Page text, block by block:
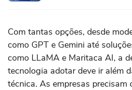
Com tantas opções, desde
como GPT e Gemini até
como LLaMA e Maritaca AI, a
tecnologia adotar deve ir além
técnica. As empresas precisam